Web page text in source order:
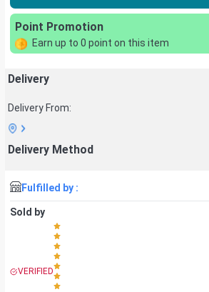
Point Promotion
Earn up to 0 point on this item
Delivery
Delivery From:
Delivery Method
Fulfilled by :
Sold by
VERIFIED